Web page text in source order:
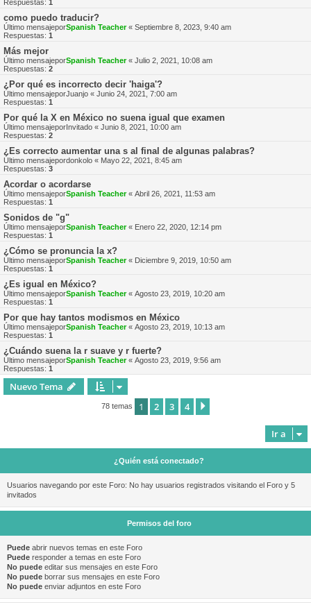
Respuestas: 1
como puedo traducir?
Último mensajeporSpanish Teacher« Septiembre 8, 2023, 9:40 am
Respuestas: 1
Más mejor
Último mensajeporSpanish Teacher« Julio 2, 2021, 10:08 am
Respuestas: 2
¿Por qué es incorrecto decir 'haiga'?
Último mensajeporJuanjo « Junio 24, 2021, 7:00 am
Respuestas: 1
Por qué la X en México no suena igual que examen
Último mensajeporInvitado « Junio 8, 2021, 10:00 am
Respuestas: 2
¿Es correcto aumentar una s al final de algunas palabras?
Último mensajepordonkolo « Mayo 22, 2021, 8:45 am
Respuestas: 3
Acordar o acordarse
Último mensajeporSpanish Teacher« Abril 26, 2021, 11:53 am
Respuestas: 1
Sonidos de "g"
Último mensajeporSpanish Teacher« Enero 22, 2020, 12:14 pm
Respuestas: 1
¿Cómo se pronuncia la x?
Último mensajeporSpanish Teacher« Diciembre 9, 2019, 10:50 am
Respuestas: 1
¿Es igual en México?
Último mensajeporSpanish Teacher« Agosto 23, 2019, 10:20 am
Respuestas: 1
Por que hay tantos modismos en México
Último mensajeporSpanish Teacher« Agosto 23, 2019, 10:13 am
Respuestas: 1
¿Cuándo suena la r suave y r fuerte?
Último mensajeporSpanish Teacher« Agosto 23, 2019, 9:56 am
Respuestas: 1
Nuevo Tema
78 temas 1 2 3 4
Ir a
¿Quién está conectado?
Usuarios navegando por este Foro: No hay usuarios registrados visitando el Foro y 5
invitados
Permisos del foro
Puede abrir nuevos temas en este Foro
Puede responder a temas en este Foro
No puede editar sus mensajes en este Foro
No puede borrar sus mensajes en este Foro
No puede enviar adjuntos en este Foro